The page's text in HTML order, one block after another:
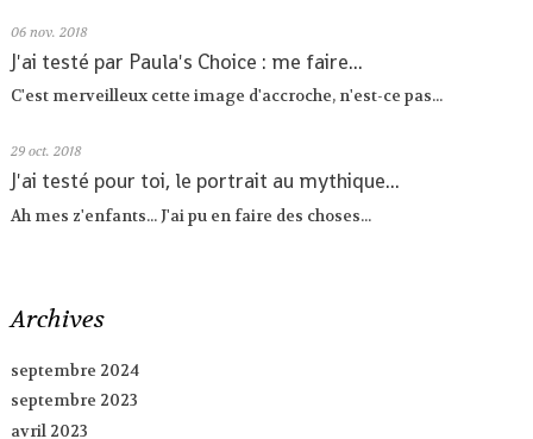
06 nov. 2018
J'ai testé par Paula's Choice : me faire...
C'est merveilleux cette image d'accroche, n'est-ce pas...
29 oct. 2018
J'ai testé pour toi, le portrait au mythique...
Ah mes z'enfants... J'ai pu en faire des choses...
Archives
septembre 2024
septembre 2023
avril 2023